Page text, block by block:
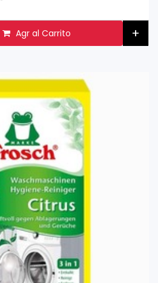
Agr al Carrito +